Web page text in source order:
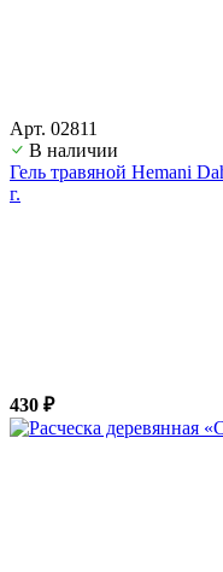
Арт. 02811
В наличии
Гель травяной Hemani
г.
430 ₽